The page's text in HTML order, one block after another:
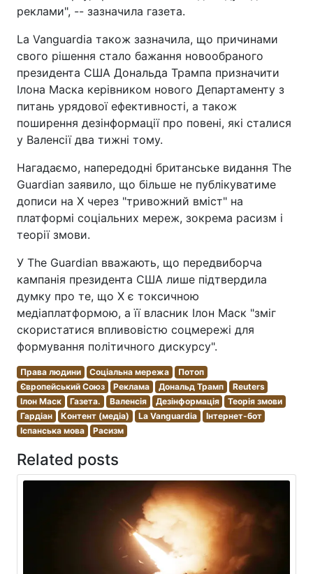
реклами", -- зазначила газета.
La Vanguardia також зазначила, що причинами
свого рішення стало бажання новообраного
президента США Дональда Трампа призначити
Ілона Маска керівником нового Департаменту з
питань урядової ефективності, а також
поширення дезінформації про повені, які сталися
у Валенсії два тижні тому.
Нагадаємо, напередодні британське видання The
Guardian заявило, що більше не публікуватиме
дописи на X через "тривожний вміст" на
платформі соціальних мереж, зокрема расизм і
теорії змови.
У The Guardian вважають, що передвиборча
кампанія президента США лише підтвердила
думку про те, що X є токсичною
медіаплатформою, а її власник Ілон Маск "зміг
скористатися впливовістю соцмережі для
формування політичного дискурсу".
Права людини Соціальна мережа
Потоп
Європейський Союз
Реклама Дональд Трамп
Reuters
Ілон Маск
Газета. Валенсія Дезінформація
Теорія змови
Гардіан
Контент (медіа) La Vanguardia
Інтернет-бот
Іспанська мова
Расизм
Related posts